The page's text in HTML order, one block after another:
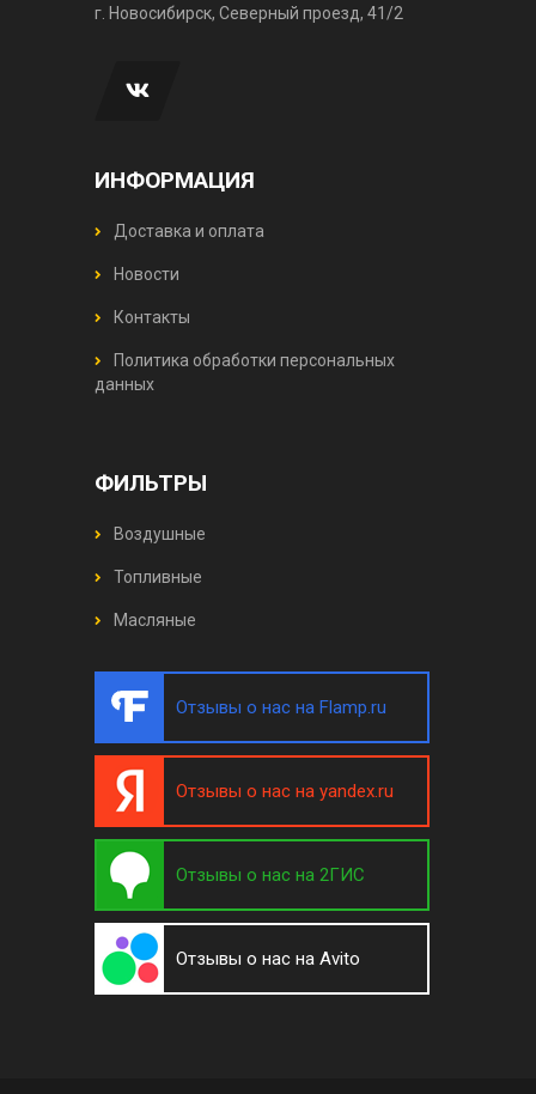
г. Новосибирск, Северный проезд, 41/2
ИНФОРМАЦИЯ
Доставка и оплата
Новости
Контакты
Политика обработки персональных
данных
ФИЛЬТРЫ
Воздушные
Топливные
Масляные
Отзывы о нас на Flamp.ru
Отзывы о нас на yandex.ru
Отзывы о нас на 2ГИС
Отзывы о нас на Avito